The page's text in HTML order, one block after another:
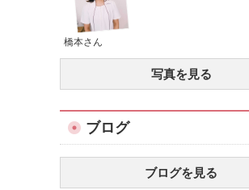
橋本さん
写真を見る
ブログ
ブログを見る